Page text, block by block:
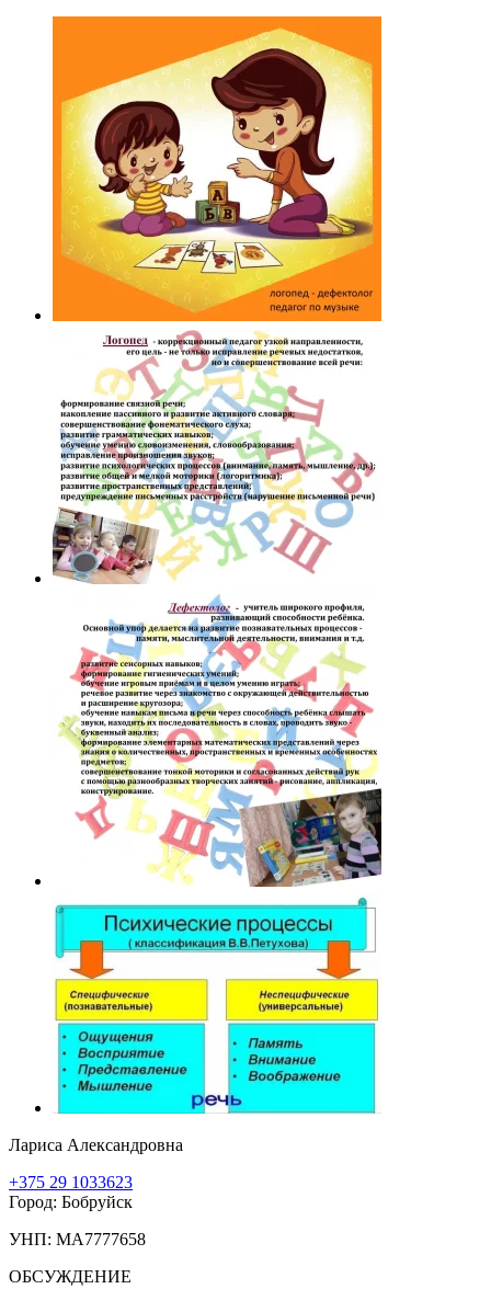
Лариса Александровна
+375 29 1033623
Город: Бобруйск
УНП: МА7777658
ОБСУЖДЕНИЕ